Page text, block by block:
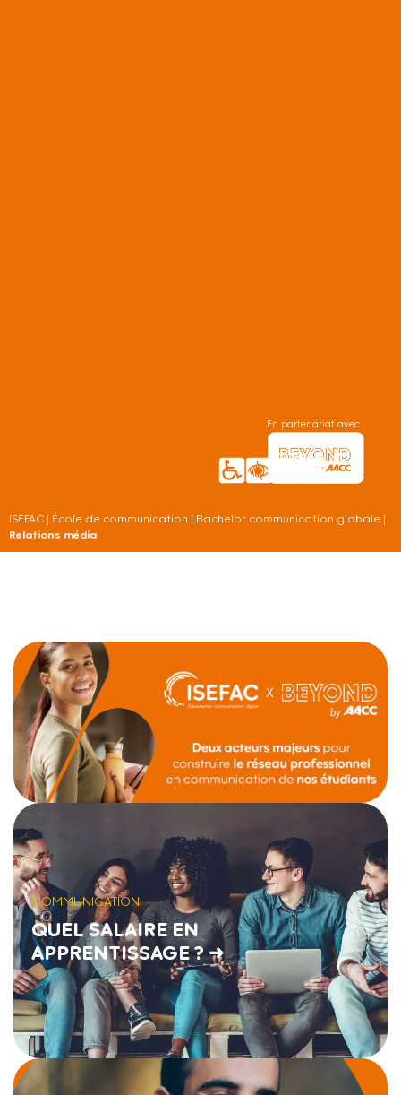
En partenariat avec
ISEFAC | École de communication | Bachelor communication globale |
Relations média
COMMUNICATION
QUEL SALAIRE EN
APPRENTISSAGE ? →